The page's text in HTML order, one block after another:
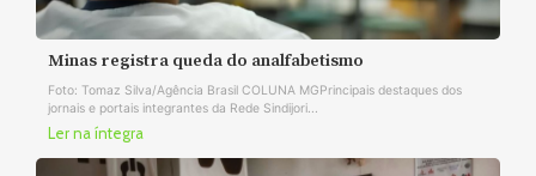
Minas registra queda do analfabetismo
Foto: Tomaz Silva/Agência Brasil COLUNA MGPrincipais destaques dos
jornais e portais integrantes da Rede Sindijori...
Ler na íntegra